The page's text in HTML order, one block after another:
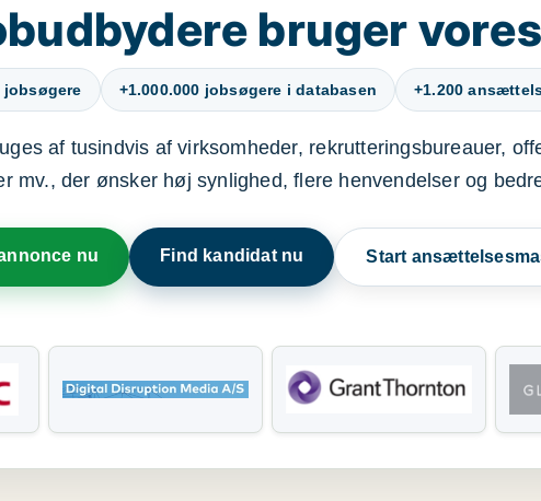
bruger
jobsøgere +1.000.000 jobsøgere i databasen +1.200
af tusindvis af virksomheder, rekrutteringsbureauer,
mv., der ønsker høj synlighed, flere henvendelser og
nu Find kandidat nu Start